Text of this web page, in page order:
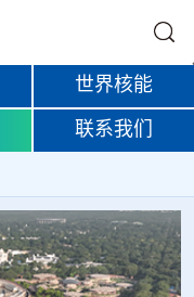
世界核能
联系我们